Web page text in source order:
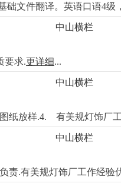
文件翻译。英语口语4级
中山横栏
要求.更详细...
中山横栏
纸放样.4. 有美规灯饰厂
中山横栏
责.有美规灯饰厂工作经验